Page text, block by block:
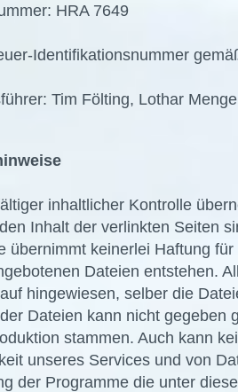
HRA 7649
Identifikationsnummer
Tim Fölting, Lothar Menge
inhaltlicher Kontrolle
Inhalt der verlinkten Seiten
übernimmt keinerlei Haftung
Dateien entstehen.
hingewiesen, selber die
Dateien kann nicht gegeben
stammen. Auch kann
unseres Services und von
der Programme die unter